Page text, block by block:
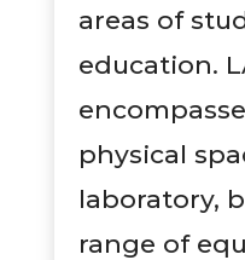
areas of
education.
physical
laboratory,
range of